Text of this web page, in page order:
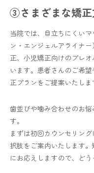
③さまざまな矯
当院では、目立ちにくい
ン・エンジェルアライナ
正、小児矯正向けのプレ
います。患者さんのご希
正プランをご提案いたしま
歯並びや噛み合わせのお
す。
まずは初回カウンセリン
択肢をご案内いたします
にお応えしますので、どう